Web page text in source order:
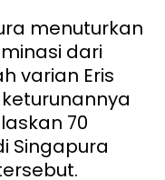
menuturkan
dari
varian Eris
70
Singapura